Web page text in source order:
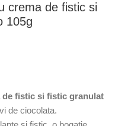
crema de fistic si
105g
de fistic si fistic granulat
de ciocolata.